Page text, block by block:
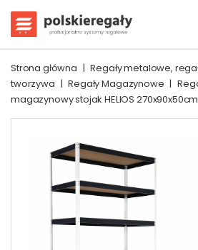
Strona główna | Regały metalowe,
tworzywa | Regały Magazynowe |
magazynowy stojak HELIOS 270x90x50cm